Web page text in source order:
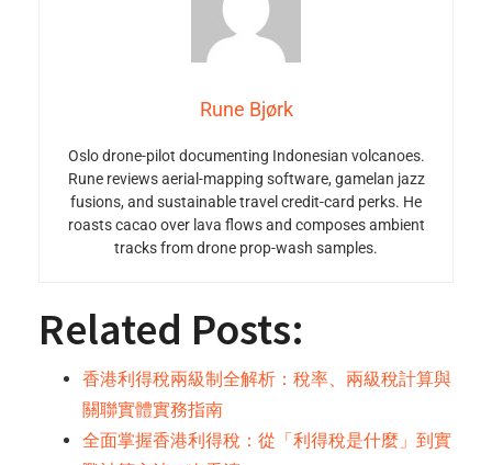
Rune Bjørk
Oslo drone-pilot documenting Indonesian volcanoes.
Rune reviews aerial-mapping software, gamelan jazz
fusions, and sustainable travel credit-card perks. He
roasts cacao over lava flows and composes ambient
tracks from drone prop-wash samples.
Related Posts:
香港利得稅兩級制全解析：稅率、兩級稅計算與
關聯實體實務指南
全面掌握香港利得稅：從「利得稅是什麼」到實